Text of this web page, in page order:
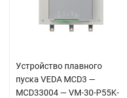
Устройство плавного
пуска VEDA MCD3 —
MCD33004 — VM-30-P55K-